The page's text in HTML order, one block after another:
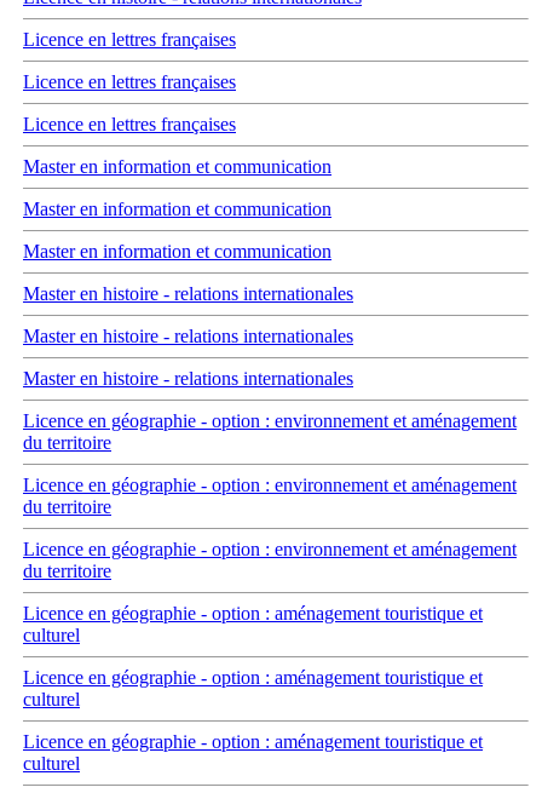
Licence en lettres françaises
Licence en lettres françaises
Licence en lettres françaises
Master en information et communication
Master en information et communication
Master en information et communication
Master en histoire - relations internationales
Master en histoire - relations internationales
Master en histoire - relations internationales
Licence en géographie - option : environnement et aménagement
du territoire
Licence en géographie - option : environnement et aménagement
du territoire
Licence en géographie - option : environnement et aménagement
du territoire
Licence en géographie - option : aménagement touristique et
culturel
Licence en géographie - option : aménagement touristique et
culturel
Licence en géographie - option : aménagement touristique et
culturel